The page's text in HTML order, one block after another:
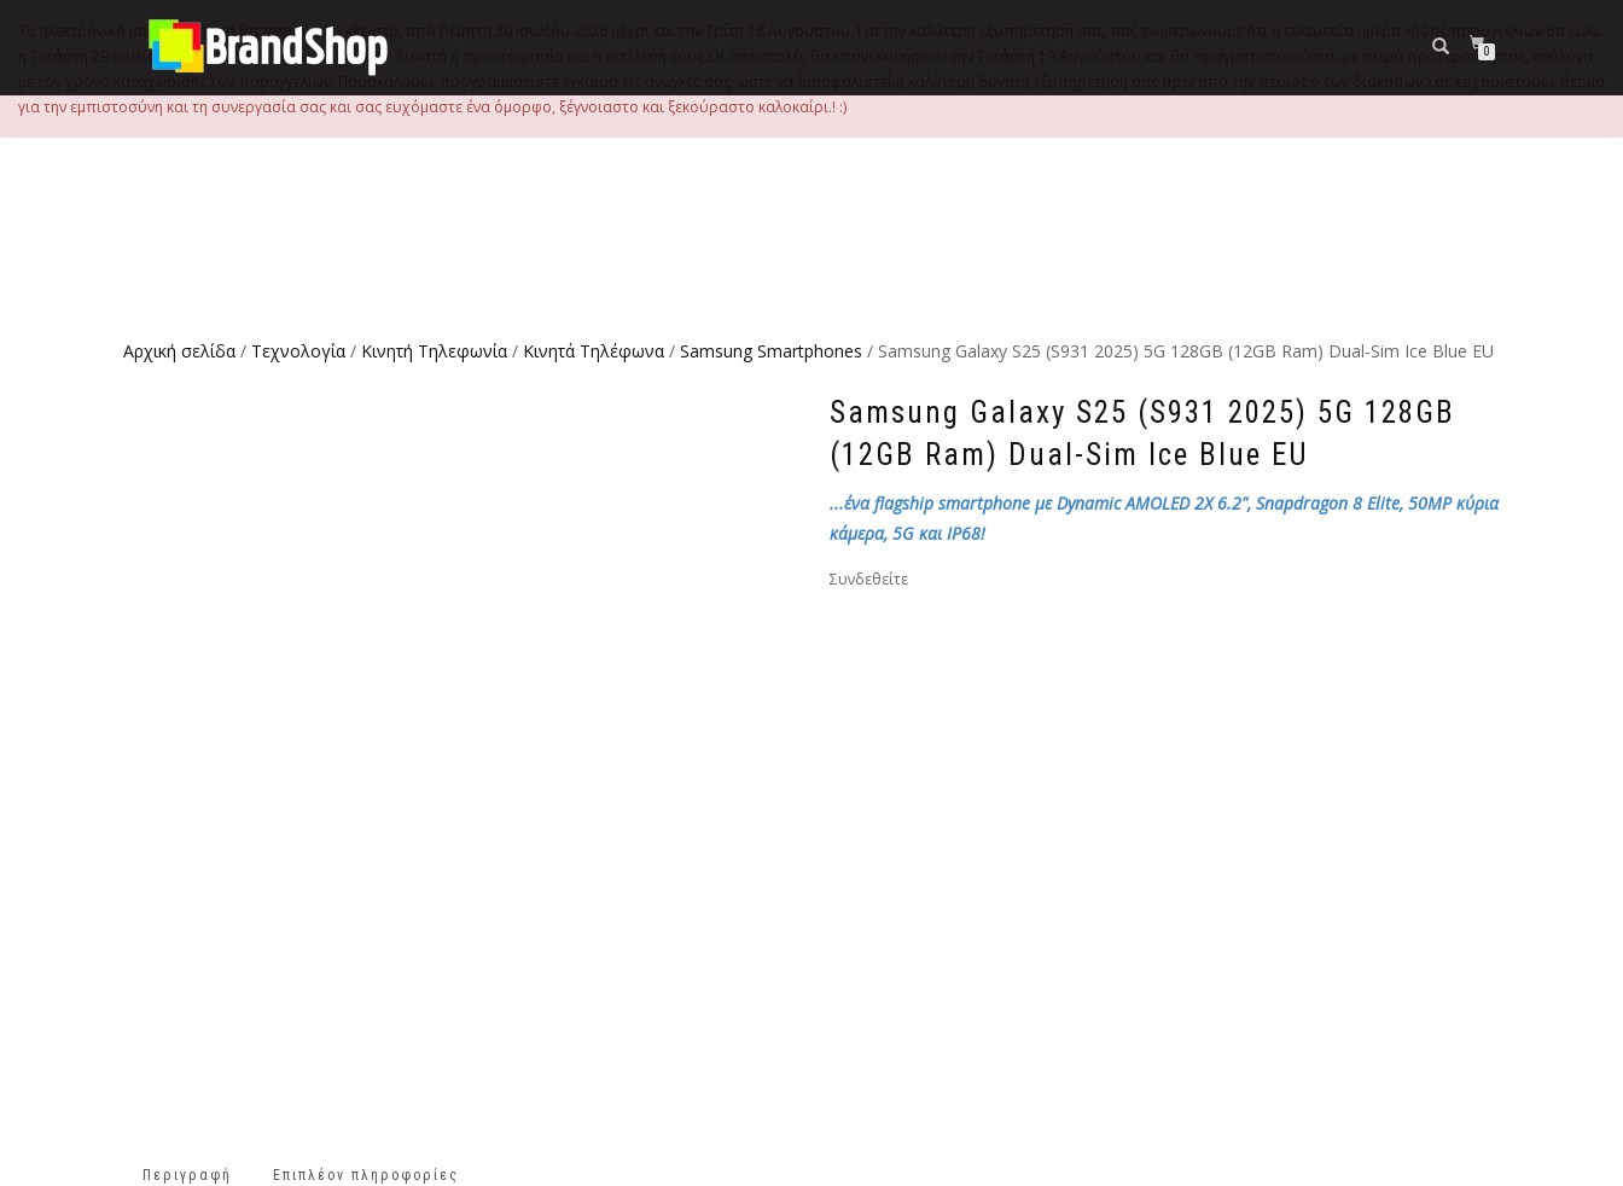
0
Το ηλεκτρονικό μας κατάστημα θα παραμείνει κλειστό, από Πέμπτη 30 Ιουλίου 2026 μέχρι και την Τρίτη 18 Αυγούστου. Για την καλύτερη εξυπηρέτησή σας, σας ενημερώνουμε ότι η τελευταία ημέρα λήψης παραγγελιών θα είναι
η Τετάρτη 29 Ιουλίου, έως τις 15:00 μ.μ., ώστε να είναι δυνατή η προετοιμασία και η εκτέλεσή τους.Οι αποστολές θα επανεκκινήσουν την Τετάρτη 19 Αυγούστου και θα πραγματοποιούνται με σειρά προτεραιότητας, ανάλογα
με τον χρόνο καταχώρισης των παραγγελιών. Παρακαλούμε προγραμματίστε έγκαιρα τις ανάγκες σας, ώστε να διασφαλιστεί η καλύτερη δυνατή εξυπηρέτησή σας πριν από την περίοδο των διακοπών.Σας ευχαριστούμε θερμά
για την εμπιστοσύνη και τη συνεργασία σας και σας ευχόμαστε ένα όμορφο, ξέγνοιαστο και ξεκούραστο καλοκαίρι.! :)
Αρχική σελίδα / Τεχνολογία / Κινητή Τηλεφωνία / Κινητά Τηλέφωνα / Samsung Smartphones / Samsung Galaxy S25 (S931 2025) 5G 128GB (12GB Ram) Dual-Sim Ice Blue EU
Samsung Galaxy S25 (S931 2025) 5G 128GB
(12GB Ram) Dual-Sim Ice Blue EU
...ένα flagship smartphone με Dynamic AMOLED 2X 6.2", Snapdragon 8 Elite, 50MP κύρια
κάμερα, 5G και IP68!
Συνδεθείτε
Περιγραφή Επιπλέον πληροφορίες